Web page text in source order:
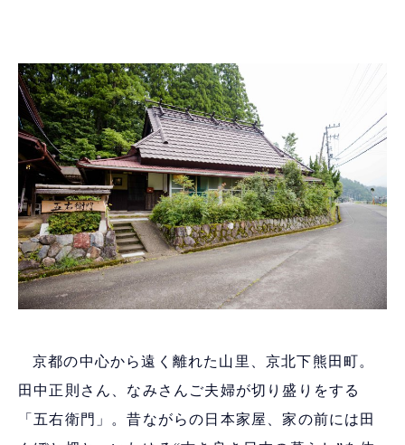
京都の中心から遠く離れた山里、京北下熊田町。
田中正則さん、なみさんご夫婦が切り盛りをする
「五右衛門」。昔ながらの日本家屋、家の前には田